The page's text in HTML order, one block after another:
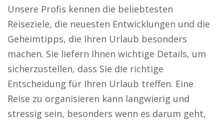
Unsere Profis kennen die beliebtesten
Reiseziele, die neuesten Entwicklungen und die
Geheimtipps, die Ihren Urlaub besonders
machen. Sie liefern Ihnen wichtige Details, um
sicherzustellen, dass Sie die richtige
Entscheidung für Ihren Urlaub treffen. Eine
Reise zu organisieren kann langwierig und
stressig sein, besonders wenn es darum geht,